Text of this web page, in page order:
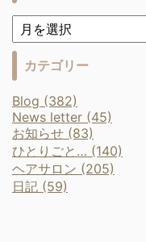
カテゴリー
Blog (382)
News letter (45)
お知らせ (83)
ひとりごと… (140)
ヘアサロン (205)
日記 (59)